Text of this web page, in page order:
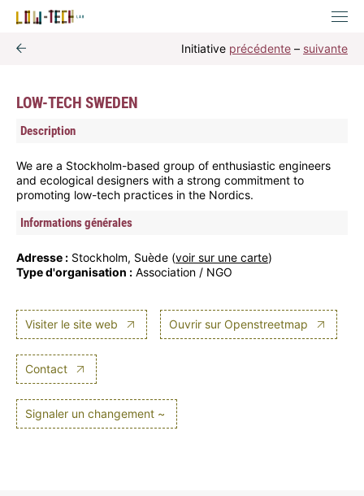
Initiative précédente – suivante
LOW-TECH SWEDEN
Description
We are a Stockholm-based group of enthusiastic engineers
and ecological designers with a strong commitment to
promoting low-tech practices in the Nordics.
Informations générales
Adresse : Stockholm, Suède (voir sur une carte)
Type d'organisation : Association / NGO
Visiter le site web Ouvrir sur Openstreetmap
Contact
Signaler un changement ~